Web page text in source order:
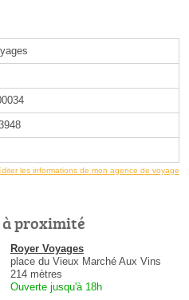
les informations de mon agence de voyage
à proximité
Royer Voyages
place du Vieux Marché Aux Vins
214 mètres
Ouverte jusqu'à 18h